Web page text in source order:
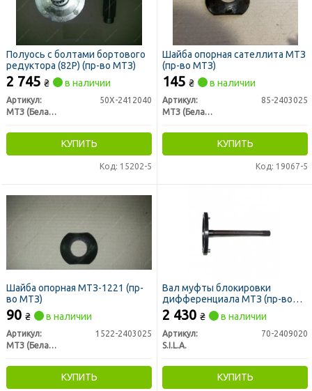
Полуось с болтами бортового
редуктора (82Р) (пр-во МТЗ)
2 745 ₴ в наличии
Артикул:
50Х-2412040
МТЗ (Беларусь)
КУПИТЬ
Код: 15202-5
Шайба опорная сателлита МТЗ
(пр-во МТЗ)
145 ₴ в наличии
Артикул:
85-2403025
МТЗ (Беларусь)
КУПИТЬ
Код: 19067-5
Шайба опорная МТЗ-1221 (пр-
во МТЗ)
90 ₴ в наличии
Артикул:
1522-2403025
МТЗ (Беларусь)
КУПИТЬ
Вал муфты блокировки
дифференциала МТЗ (пр-во
S.I.L.A.)
2 430 ₴ в наличии
Артикул:
70-2409020
S.I.L.A.
КУПИТЬ